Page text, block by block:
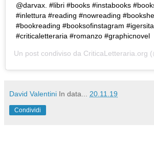
@darvax. #libri #books #instabooks
#inlettura #reading #nowreading
#bookreading #booksofinstagram
#criticaletteraria #romanzo #graphicnovel
Un post condiviso da CriticaLetteraria.org
David Valentini In data... 20.11.19
Condividi